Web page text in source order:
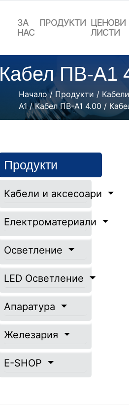
ЗА
НАС
ПРОДУКТИ ЦEНОВИ
ЛИСТИ
Кабел ПВ-А1
Начало/ Продукти /
А1/Кабел ПВ-А1 4.00 /
Продукти
Кабели и аксесоари
Електроматериали
Осветление
LED Осветление
Апаратура
Железария
E-SHOP